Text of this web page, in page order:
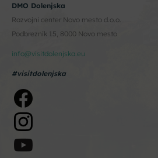
DMO Dolenjska
Razvojni center Novo mesto d.o.o.
Podbreznik 15, 8000 Novo mesto
info@visitdolenjska.eu
#visitdolenjska